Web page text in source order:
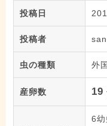
投稿日
投稿者
虫の種類 外
産卵数 19
6